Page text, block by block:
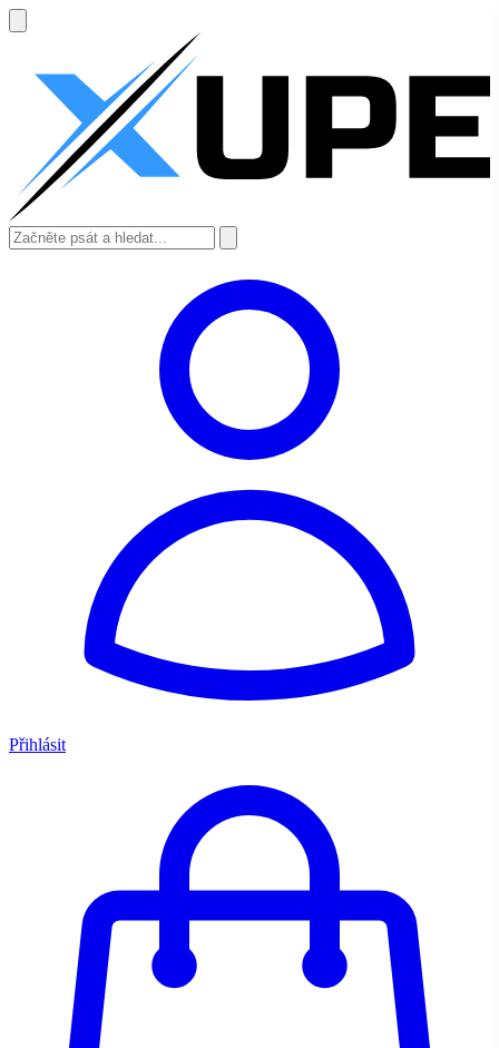
Přihlásit